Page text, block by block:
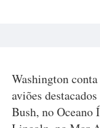
Washington
aviões
Bush, no